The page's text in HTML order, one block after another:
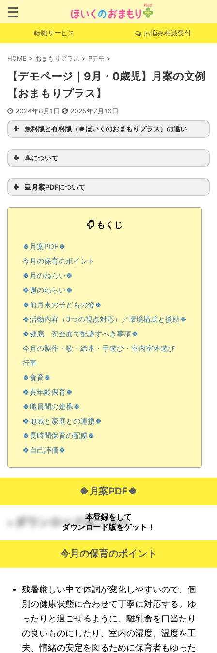
転職サービス お悩み相談受付
HOME > おまもりプラス > Pデモ >
【デモページ｜9月・0歳児】月案の文例
【おまもりプラス】
2024年8月1日 2025年7月16日
無料版と有料版（🍀ほいくのおまもりプラス）の違い
このページでしか読む
か読むことができない完全オリジナル
🔺について
💻月案PDFについて
もくじ
🍀月案PDF🍀
今月の保育のポイント
🍀月のねらい🍀
🍀週のねらい🍀
🍀前月末の子どもの姿🍀
🍀活動内容（3つの視点対応）／環境構成と援助🍀
🍀健康、安全面で配慮すべき事項🍀
今月の製作・歌・絵本・手遊び・室内室外遊び
行事
🍀食育🍀
🍀異年齢保育🍀
🍀職員間の連携🍀
🍀地域と家庭との連携🍀
🍀長時間保育の配慮🍀
🍀自己評価🍀
🍀月案PDF🍀
ダウンロードはこちら
本登録をして
ダウンロード版をゲット！
今月の保育のポイント
残暑厳しい中で体調が変化しやすいので、個
別の健康状態に合わせて丁寧に対応する。ゆ
ったりと過ごせるように、離乳食を口当たり
の良いものにしたり、室内の湿度、温度を工
夫、情緒の安定を図るために保育者もゆった